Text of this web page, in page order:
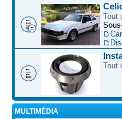
Tout
Tout
MULTIMÉDIA